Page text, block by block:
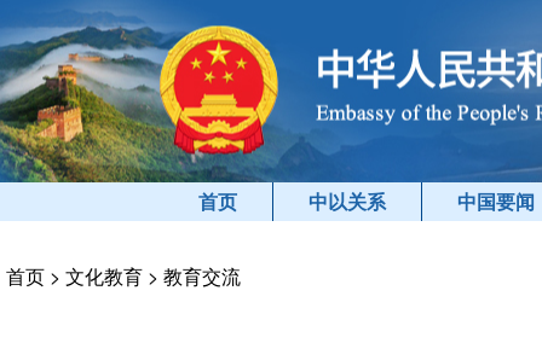
首页 中以关系 中国要闻
首页 > 文化教育 > 教育交流